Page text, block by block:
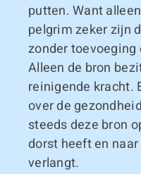
putten. Want
pelgrim zeker zijn
zonder
Alleen de bron
reinigende kracht.
over de
steeds deze bron
dorst heeft en
verlangt.